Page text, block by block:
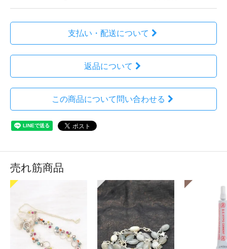
支払い・配送について
返品について
この商品について問い合わせる
売れ筋商品